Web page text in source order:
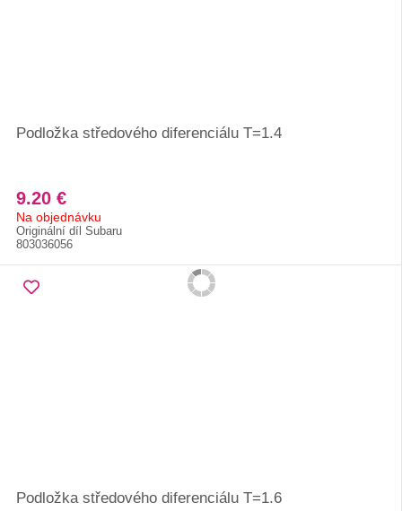
Podložka středového diferenciálu T=1.4
9.20 €
Na objednávku
Originální díl Subaru
803036056
Podložka středového diferenciálu T=1.6